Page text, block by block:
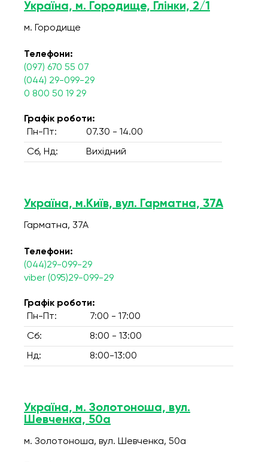
Україна, м. Городище, Глінки, 2/1
м. Городище
Телефони:
(097) 670 55 07
(044) 29-099-29
0 800 50 19 29
Графік роботи:
Пн-Пт:
07.30 - 14.00
Сб, Нд: Вихідний
Україна, м.Київ, вул. Гарматна, 37А
Гарматна, 37А
Телефони:
(044)29-099-29
viber (095)29-099-29
Графік роботи:
Пн-Пт:
7:00 - 17:00
Сб: 8:00 - 13:00
Нд: 8:00-13:00
Україна, м. Золотоноша, вул.
Шевченка, 50а
м. Золотоноша, вул. Шевченка, 50а